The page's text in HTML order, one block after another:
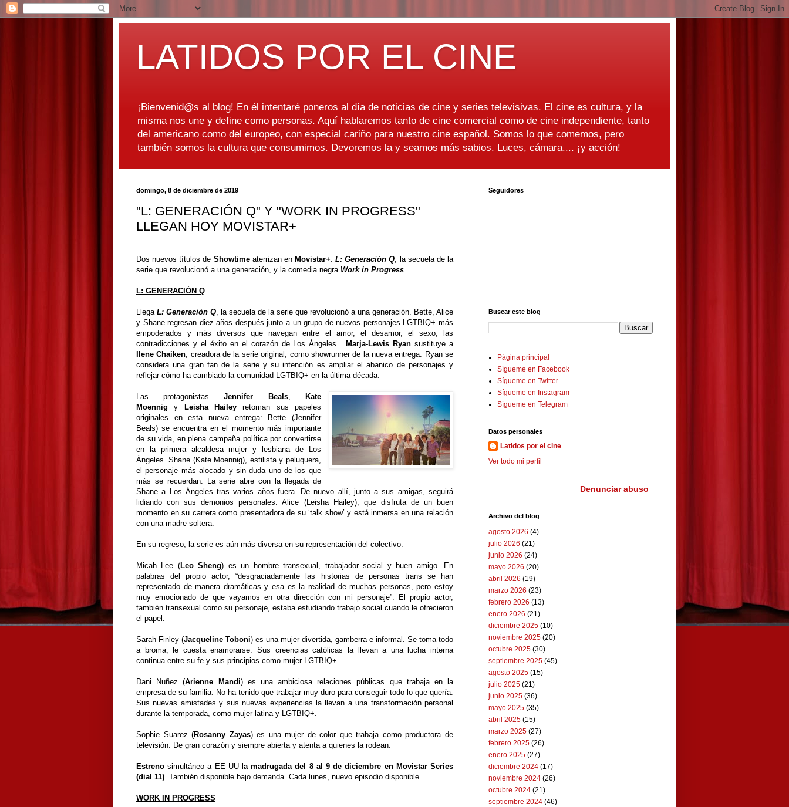
LATIDOS POR EL CINE
¡Bienvenid@s al blog! En él intentaré poneros al día de noticias de cine y series televisivas. El cine es cultura, y la
misma nos une y define como personas. Aquí hablaremos tanto de cine comercial como de cine independiente, tanto
del americano como del europeo, con especial cariño para nuestro cine español. Somos lo que comemos, pero
también somos la cultura que consumimos. Devoremos la y seamos más sabios. Luces, cámara.... ¡y acción!
domingo, 8 de diciembre de 2019
"L: GENERACIÓN Q" Y "WORK IN PROGRESS"
LLEGAN HOY MOVISTAR+
Dos nuevos títulos de Showtime aterrizan en Movistar+:L: Generación Q, la secuela de la
serie que revolucionó a una generación, y la comedia negra Work in Progress.
L: GENERACIÓN Q
Llega L: Generación Q, la secuela de la serie que revolucionó a una generación. Bette, Alice
y Shane regresan diez años después junto a un grupo de nuevos personajes LGTBIQ+ más
empoderados y más diversos que navegan entre el amor, el desamor, el sexo, las
contradicciones y el éxito en el corazón de Los Ángeles.
Marja-Lewis Ryan sustituye a
Ilene Chaiken, creadora de la serie original, como showrunner de la nueva entrega. Ryan se
considera una gran fan de la serie y su intención es ampliar el abanico de personajes y
reflejar cómo ha cambiado la comunidad LGTBIQ+ en la última década.
Las protagonistasJennifer Beals,
Kate
Moennig y Leisha Haileyretoman sus papeles
originales en esta nueva entrega: Bette (Jennifer
Beals) se encuentra en el momento más importante
de su vida, en plena campaña política por convertirse
en la primera alcaldesa mujer y lesbiana de Los
Ángeles. Shane (Kate Moennig), estilista y peluquera,
el personaje más alocado y sin duda uno de los que
más se recuerdan. La serie abre con la llegada de
Shane a Los Ángeles tras varios años fuera. De nuevo allí, junto a sus amigas, seguirá
lidiando con sus demonios personales. Alice (Leisha Hailey), que disfruta de un buen
momento en su carrera como presentadora de su ‘talk show’ y está inmersa en una relación
con una madre soltera.
En su regreso, la serie es aún más diversa en su representación del colectivo:
Micah Lee (Leo Sheng) es un hombre transexual, trabajador social y buen amigo. En
palabras del propio actor, “desgraciadamente las historias de personas trans se han
representado de manera dramáticas y esa es la realidad de muchas personas, pero estoy
muy emocionado de que vayamos en otra dirección con mi personaje”. El propio actor,
también transexual como su personaje, estaba estudiando trabajo social cuando le ofrecieron
el papel.
Sarah Finley (Jacqueline Toboni) es una mujer divertida, gamberra e informal. Se toma todo
a broma, le cuesta enamorarse. Sus creencias católicas la llevan a una lucha interna
continua entre su fe y sus principios como mujer LGTBIQ+.
Dani Nuñez (Arienne Mandi) es una ambiciosa relaciones públicas que trabaja en la
empresa de su familia. No ha tenido que trabajar muy duro para conseguir todo lo que quería.
Sus nuevas amistades y sus nuevas experiencias la llevan a una transformación personal
durante la temporada, como mujer latina y LGTBIQ+.
Sophie Suarez (Rosanny Zayas) es una mujer de color que trabaja como productora de
televisión. De gran corazón y siempre abierta y atenta a quienes la rodean.
Estrenosimultáneo a EE UU la madrugada del 8 al 9 de diciembre en Movistar Series
(dial 11). También disponible bajo demanda. Cada lunes, nuevo episodio disponible.
WORK IN PROGRESS
Seguidores
Buscar este blog
Página principal
Sígueme en Facebook
Sígueme en Twitter
Sígueme en Instagram
Sígueme en Telegram
Datos personales
Latidos por el cine
Ver todo mi perfil
Denunciar abuso
Archivo del blog
agosto 2026 (4)
julio 2026 (21)
junio 2026 (24)
mayo 2026 (20)
abril 2026 (19)
marzo 2026 (23)
febrero 2026 (13)
enero 2026 (21)
diciembre 2025 (10)
noviembre 2025 (20)
octubre 2025 (30)
septiembre 2025 (45)
agosto 2025 (15)
julio 2025 (21)
junio 2025 (36)
mayo 2025 (35)
abril 2025 (15)
marzo 2025 (27)
febrero 2025 (26)
enero 2025 (27)
diciembre 2024 (17)
noviembre 2024 (26)
octubre 2024 (21)
septiembre 2024 (46)